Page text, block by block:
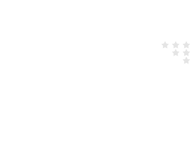
南北战争
上帝保佑美国